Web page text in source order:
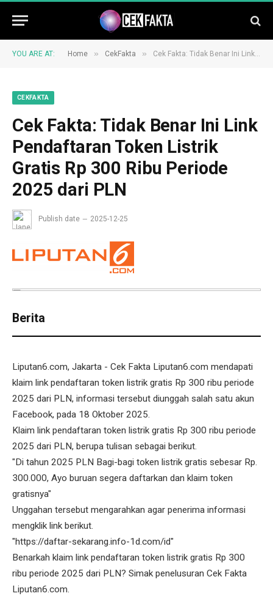
YOU ARE AT: Home » CekFakta » Cek Fakta: Tidak Benar Ini Link Pendaftaran Token Listrik Gratis Rp 300 Ribu Periode 2025 dari PLN
CEKFAKTA
Cek Fakta: Tidak Benar Ini Link
Pendaftaran Token Listrik
Gratis Rp 300 Ribu Periode
2025 dari PLN
Publish date 2025-12-25
Berita
Liputan6.com, Jakarta - Cek Fakta Liputan6.com mendapati
klaim link pendaftaran token listrik gratis Rp 300 ribu periode
2025 dari PLN, informasi tersebut diunggah salah satu akun
Facebook, pada 18 Oktober 2025.
Klaim link pendaftaran token listrik gratis Rp 300 ribu periode
2025 dari PLN, berupa tulisan sebagai berikut.
"Di tahun 2025 PLN Bagi-bagi token listrik gratis sebesar Rp.
300.000, Ayo buruan segera daftarkan dan klaim token
gratisnya"
Unggahan tersebut mengarahkan agar penerima informasi
mengklik link berikut.
"https://daftar-sekarang.info-1d.com/id"
Benarkah klaim link pendaftaran token listrik gratis Rp 300
ribu periode 2025 dari PLN? Simak penelusuran Cek Fakta
Liputan6.com.